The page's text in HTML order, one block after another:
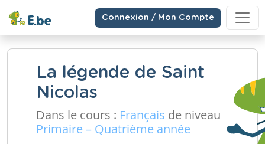
Connexion / Mon Compte
La légende de Saint
Nicolas
Dans le cours : Français de niveau
Primaire – Quatrième année